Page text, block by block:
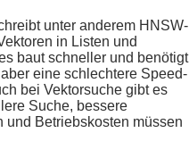
unter anderem HNSW-
in Listen und
baut schneller und benötigt
eine schlechtere Speed-
bei Vektorsuche gibt es
Suche, bessere
und Betriebskosten müssen